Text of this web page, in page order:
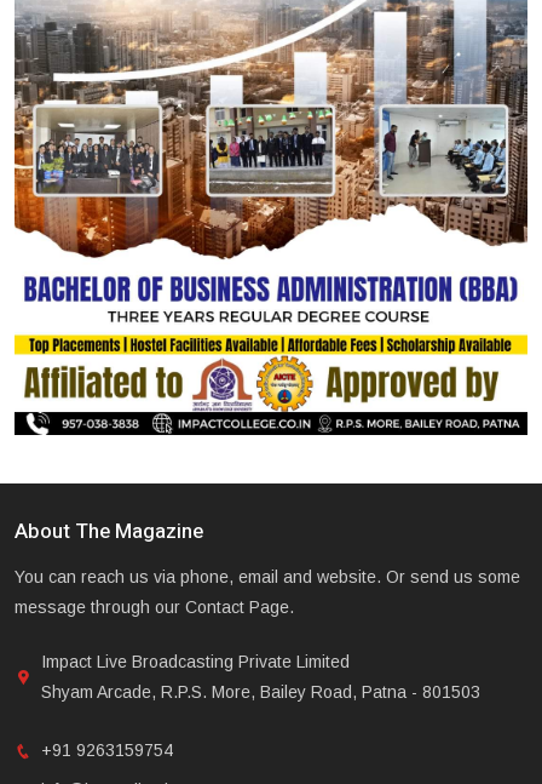
About The Magazine
You can reach us via phone, email and website. Or send us some
message through our Contact Page.
Impact Live Broadcasting Private Limited
Shyam Arcade, R.P.S. More, Bailey Road, Patna - 801503
+91 9263159754